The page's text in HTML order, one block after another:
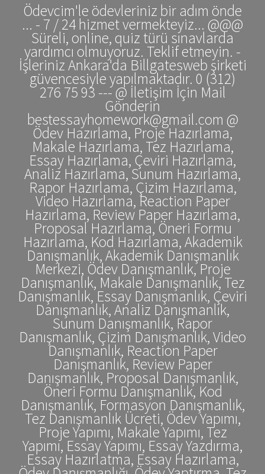
Ödevcim'le ödevleriniz bir adım önde
... - 7 / 24 hizmet vermekteyiz... @@@
Süreli, online, quiz türü sınavlarda
yardımcı olmuyoruz. Teklif etmeyin. -
İşleriniz Ankara'da Billgatesweb şirketi
güvencesiyle yapılmaktadır. 0 (312)
276 75 93 --- @ İletişim İçin Mail
Gönderin
bestessayhomework@gmail.com @
Ödev Hazırlama, Proje Hazırlama,
Makale Hazırlama, Tez Hazırlama,
Essay Hazırlama, Çeviri Hazırlama,
Analiz Hazırlama, Sunum Hazırlama,
Rapor Hazırlama, Çizim Hazırlama,
Video Hazırlama, Reaction Paper
Hazırlama, Review Paper Hazırlama,
Proposal Hazırlama, Öneri Formu
Hazırlama, Kod Hazırlama, Akademik
Danışmanlık, Akademik Danışmanlık
Merkezi, Ödev Danışmanlık, Proje
Danışmanlık, Makale Danışmanlık, Tez
Danışmanlık, Essay Danışmanlık, Çeviri
Danışmanlık, Analiz Danışmanlık,
Sunum Danışmanlık, Rapor
Danışmanlık, Çizim Danışmanlık, Video
Danışmanlık, Reaction Paper
Danışmanlık, Review Paper
Danışmanlık, Proposal Danışmanlık,
Öneri Formu Danışmanlık, Kod
Danışmanlık, Formasyon Danışmanlık,
Tez Danışmanlık Ücreti, Ödev Yapımı,
Proje Yapımı, Makale Yapımı, Tez
Yapımı, Essay Yapımı, Essay Yazdırma,
Essay Hazırlatma, Essay Hazırlama,